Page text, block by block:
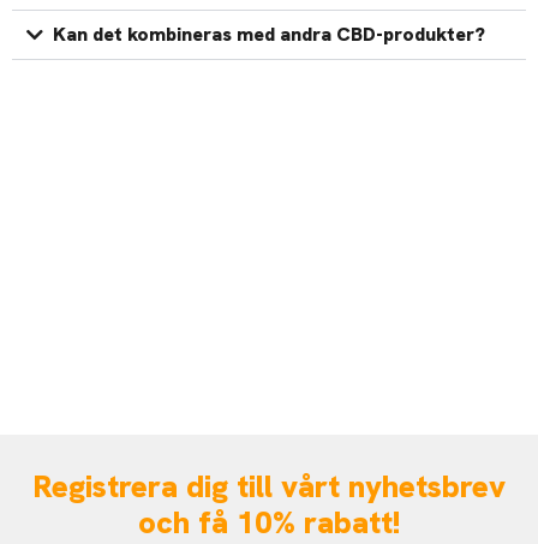
Kan det kombineras med andra CBD-produkter?
Registrera dig till vårt nyhetsbrev
och få 10% rabatt!